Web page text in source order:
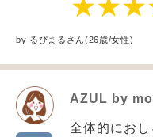
by るぴまる さん(26歳/女性)
AZUL by
全体的にお